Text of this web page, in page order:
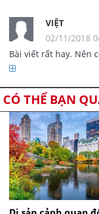
VIỆT
02/11/2018
Bài viết rất hay. Nên
CÓ THỂ BẠN